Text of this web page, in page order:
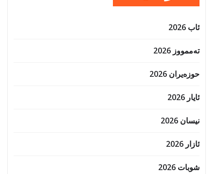
ئاب 2026
تەممووز 2026
حوزه‌یران 2026
ئایار 2026
نیسان 2026
ئازار 2026
شوبات 2026